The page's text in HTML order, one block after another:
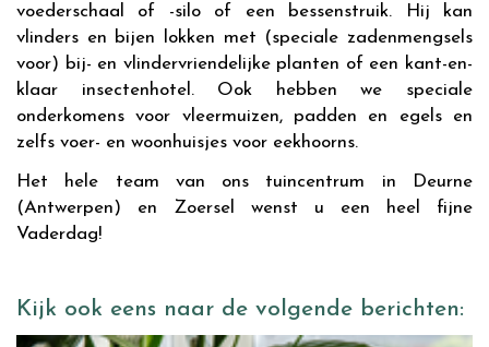
voederschaal of -silo of een bessenstruik. Hij kan
vlinders en bijen lokken met (speciale zadenmengsels
voor) bij- en vlindervriendelijke planten of een kant-en-
klaar insectenhotel. Ook hebben we speciale
onderkomens voor vleermuizen, padden en egels en
zelfs voer- en woonhuisjes voor eekhoorns.
Het hele team van ons tuincentrum in Deurne
(Antwerpen) en Zoersel wenst u een heel fijne
Vaderdag!
Kijk ook eens naar de volgende berichten: